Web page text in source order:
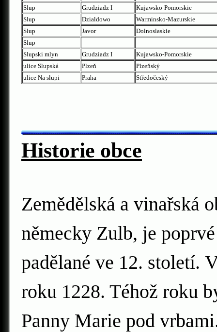
Slup
Grudziadz I
Kujawsko-Pomorskie
Slup
Dzialdowo
Warminsko-Mazurskie
Slup
Javor
Dolnoslaskie
Slup
Slupski mlyn
Grudziadz I
Kujawsko-Pomorskie
ulice Slupská
Plzeň
Plzeňský
ulice Na slupi
Praha Středočeský
Historie obce
Zemědělská a vinařská
německy Zulb, je
padělané ve 12. století.
roku 1228. Téhož roku
Panny Marie pod